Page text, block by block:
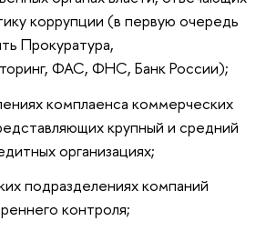
коррупции (в первую очередь
Прокуратура,
ФАС, ФНС, Банк России);
комплаенса коммерческих
крупный и средний
организациях;
подразделениях компаний
контроля;